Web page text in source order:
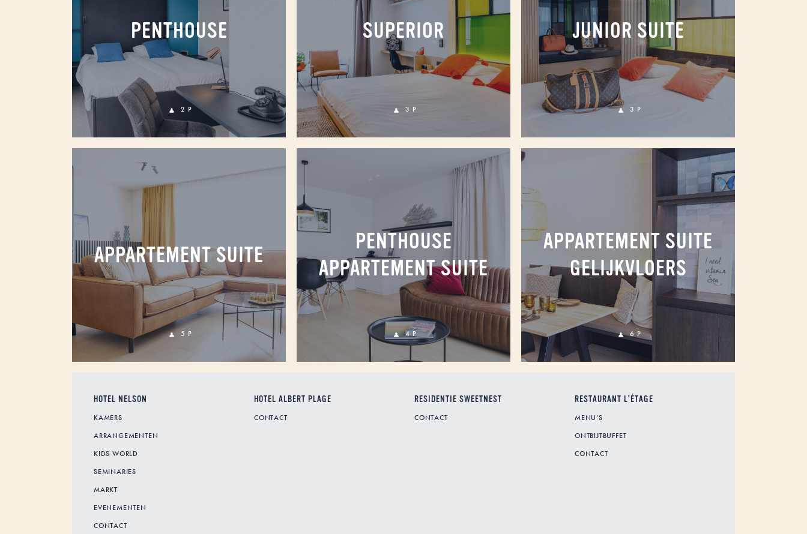
PENTHOUSE
2 P
SUPERIOR
3 P
JUNIOR SUITE
3 P
APPARTEMENT SUITE
5 P
PENTHOUSE
APPARTEMENT SUITE
4 P
APPARTEMENT SUITE
GELIJKVLOERS
6 P
HOTEL NELSON
KAMERS
ARRANGEMENTEN
KIDS WORLD
SEMINARIES
MARKT
EVENEMENTEN
CONTACT
HOTEL ALBERT PLAGE
CONTACT
RESIDENTIE SWEETNEST
CONTACT
RESTAURANT L'ÉTAGE
MENU’S
ONTBIJTBUFFET
CONTACT